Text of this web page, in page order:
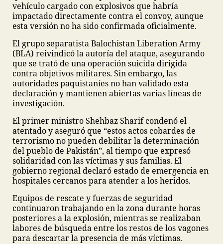
vehículo cargado con explosivos que habría
impactado directamente contra el convoy, aunque
esta versión no ha sido confirmada oficialmente.
El grupo separatista Balochistan Liberation Army
(BLA) reivindicó la autoría del ataque, asegurando
que se trató de una operación suicida dirigida
contra objetivos militares. Sin embargo, las
autoridades paquistaníes no han validado esta
declaración y mantienen abiertas varias líneas de
investigación.
El primer ministro Shehbaz Sharif condenó el
atentado y aseguró que “estos actos cobardes de
terrorismo no pueden debilitar la determinación
del pueblo de Pakistán”, al tiempo que expresó
solidaridad con las víctimas y sus familias. El
gobierno regional declaró estado de emergencia en
hospitales cercanos para atender a los heridos.
Equipos de rescate y fuerzas de seguridad
continuaron trabajando en la zona durante horas
posteriores a la explosión, mientras se realizaban
labores de búsqueda entre los restos de los vagones
para descartar la presencia de más víctimas.